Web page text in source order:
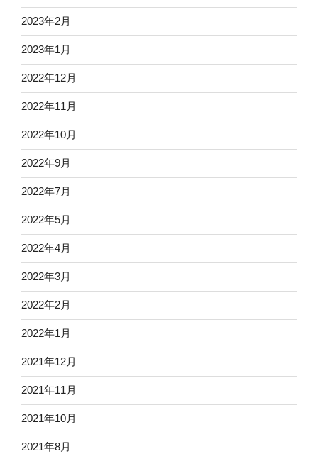
2023年2月
2023年1月
2022年12月
2022年11月
2022年10月
2022年9月
2022年7月
2022年5月
2022年4月
2022年3月
2022年2月
2022年1月
2021年12月
2021年11月
2021年10月
2021年8月